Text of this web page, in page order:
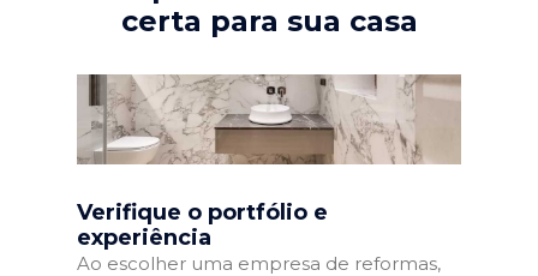
certa para sua casa
Verifique o portfólio e
experiência
Ao escolher uma empresa de reformas,